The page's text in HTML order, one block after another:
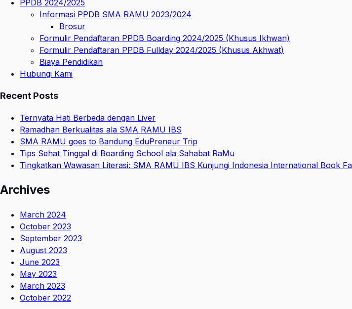
PPDB 2024/2025
Informasi PPDB SMA RAMU 2023/2024
Brosur
Formulir Pendaftaran PPDB Boarding 2024/2025 (Khusus Ikhwan)
Formulir Pendaftaran PPDB Fullday 2024/2025 (Khusus Akhwat)
Biaya Pendidikan
Hubungi Kami
Recent Posts
Ternyata Hati Berbeda dengan Liver
Ramadhan Berkualitas ala SMA RAMU IBS
SMA RAMU goes to Bandung EduPreneur Trip
Tips Sehat Tinggal di Boarding School ala Sahabat RaMu
Tingkatkan Wawasan Literasi: SMA RAMU IBS Kunjungi Indonesia International Book
Archives
March 2024
October 2023
September 2023
August 2023
June 2023
May 2023
March 2023
October 2022